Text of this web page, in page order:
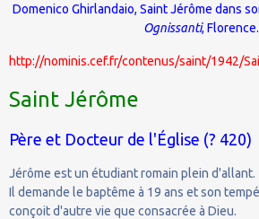
Domenico Ghirlandaio, Saint Jérôme dans
Ognissanti, Florence.
http://nominis.cef.fr/contenus/saint/1942/
Saint Jérôme
Père et Docteur de l'Église (? 420)
Jérôme est un étudiant romain plein d'allant.
Il demande le baptême à 19 ans et son
conçoit d'autre vie que consacrée à Dieu.